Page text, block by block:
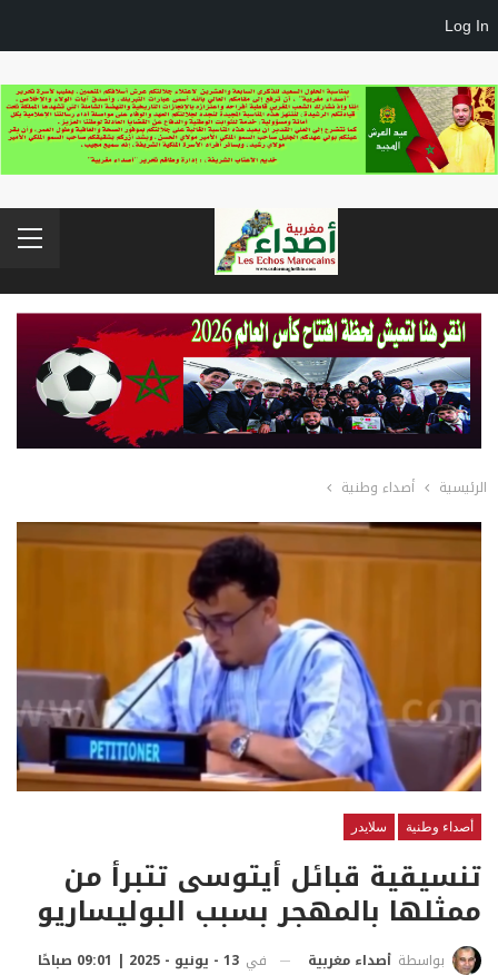
Log In
الرئيسية أصداء وطنية
أصداء وطنية سلايدر
تنسيقية قبائل أيتوسى تتبرأ من
ممثلها بالمهجر بسبب البوليساريو
بواسطة أصداء مغربية في 13 - يونيو - 2025 | 09:01 صباحًا